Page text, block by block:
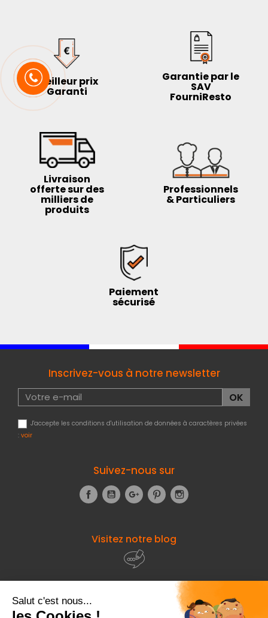
Meilleur prix
Garanti
Garantie par le
SAV
FourniResto
Livraison
offerte sur des
milliers de
produits
Professionnels
& Particuliers
Paiement
sécurisé
Inscrivez-vous à notre newsletter
J'accepte les conditions d'utilisation de données à caractères privées
: voir
Suivez-nous sur
FacebookYouTubeGoogle+Pinterest
Visitez notre blog